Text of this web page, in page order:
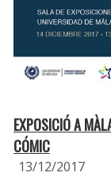
EXPOSICIÓ A
CÓMIC
13/12/2017